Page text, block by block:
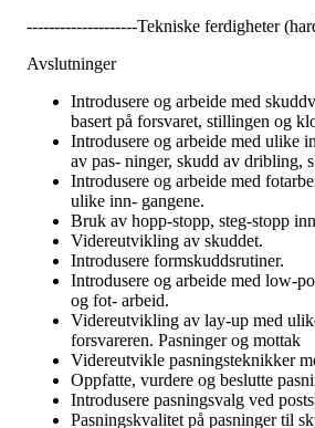
--------------------Tekniske ferdigheter
Avslutninger
Introdusere og arbeide med
basert på forsvaret, stillingen og
Introdusere og arbeide med ulike
av pas- ninger, skudd av dribling,
Introdusere og arbeide med
ulike inn- gangene.
Bruk av hopp-stopp, steg-stopp
Videreutvikling av skuddet.
Introdusere formskuddsrutiner.
Introdusere og arbeide med low-
og fot- arbeid.
Videreutvikling av lay-up med
forsvareren. Pasninger og mottak
Videreutvikle pasningsteknikker
Oppfatte, vurdere og beslutte
Introdusere pasningsvalg ved
Pasningskvalitet på pasninger til